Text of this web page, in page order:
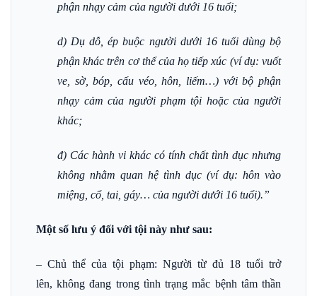
phận nhạy cảm của người dưới 16 tuổi;
d) Dụ dỗ, ép buộc người dưới 16 tuổi dùng bộ
phận khác trên cơ thể của họ tiếp xúc (ví dụ: vuốt
ve, sờ, bóp, cấu véo, hôn, liếm…) với bộ phận
nhạy cảm của người phạm tội hoặc của người
khác;
đ) Các hành vi khác có tính chất tình dục nhưng
không nhằm quan hệ tình dục (ví dụ: hôn vào
miệng, cổ, tai, gáy… của người dưới 16 tuổi).”
Một số lưu ý đối với tội này như sau:
– Chủ thể của tội phạm: Người từ đủ 18 tuổi trở
lên, không đang trong tình trạng mắc bệnh tâm thần